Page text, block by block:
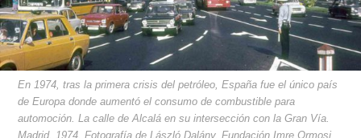
En 1974, tras la primera crisis del petróleo, España fue el único país
de Europa donde aumentó el consumo de combustible para
automoción. La calle de Alcalá en su intersección con la Gran Vía.
Madrid, 1974. Fotografía de László Dalány, Fundación Imre Ormosi